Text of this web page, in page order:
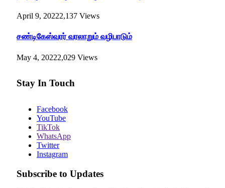
April 9, 20222,137 Views
சண்டிகேஸ்வரர் வரலாறும் வழிபாடும்
May 4, 20222,029 Views
Stay In Touch
Facebook
YouTube
TikTok
WhatsApp
Twitter
Instagram
Subscribe to Updates